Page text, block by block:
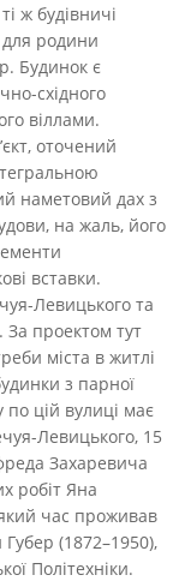
ж будівничі
родини
Будинок є
східного
віллами.
оточений
наметовий дах з
на жаль, його
вставки.
Левицького та
За проектом тут
міста в житлі
з парної
по цій вулиці має
Левицького, 15
Захаревича
робіт Яна
час проживав
(1872–1950),
Політехніки.